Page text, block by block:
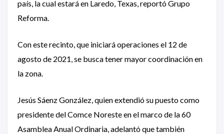
país, la cual estará en Laredo, Texas, reportó Grupo
Reforma.
Con este recinto, que iniciará operaciones el 12 de
agosto de 2021, se busca tener mayor coordinación en
la zona.
Jesús Sáenz González, quien extendió su puesto como
presidente del Comce Noreste en el marco de la 60
Asamblea Anual Ordinaria, adelantó que también